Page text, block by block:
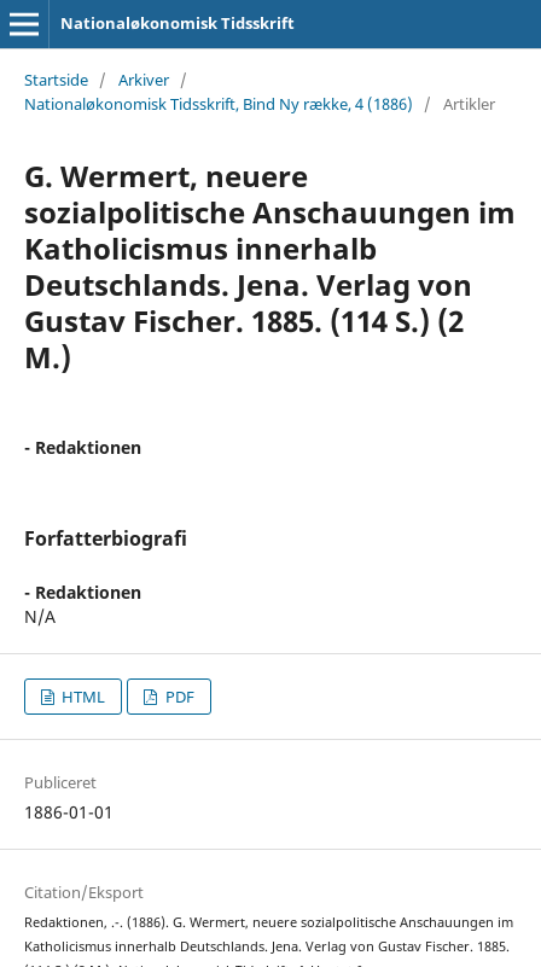
Nationaløkonomisk Tidsskrift
Startside / Arkiver /
Nationaløkonomisk Tidsskrift, Bind Ny række, 4 (1886)
/ Artikler
G. Wermert, neuere
sozialpolitische Anschauungen im
Katholicismus innerhalb
Deutschlands. Jena. Verlag von
Gustav Fischer. 1885. (114 S.) (2
M.)
- Redaktionen
Forfatterbiografi
- Redaktionen
N/A
HTML PDF
Publiceret
1886-01-01
Citation/Eksport
Redaktionen, .-. (1886). G. Wermert, neuere sozialpolitische Anschauungen im
Katholicismus innerhalb Deutschlands. Jena. Verlag von Gustav Fischer. 1885.